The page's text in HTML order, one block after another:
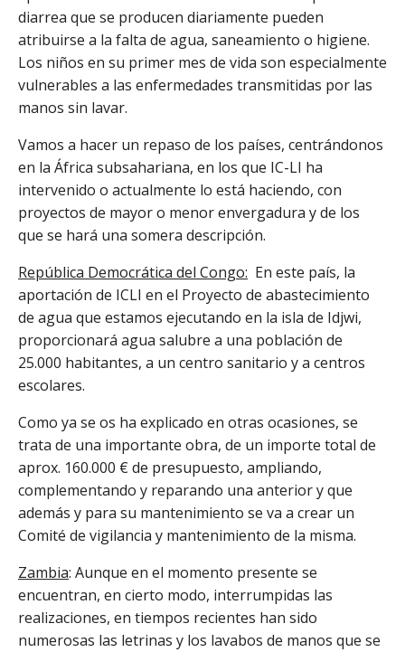
diarrea que se producen diariamente pueden
atribuirse a la falta de agua, saneamiento o higiene.
Los niños en su primer mes de vida son especialmente
vulnerables a las enfermedades transmitidas por las
manos sin lavar.
Vamos a hacer un repaso de los países, centrándonos
en la África subsahariana, en los que IC-LI ha
intervenido o actualmente lo está haciendo, con
proyectos de mayor o menor envergadura y de los
que se hará una somera descripción.
República Democrática del Congo: En este país, la
aportación de ICLI en el Proyecto de abastecimiento
de agua que estamos ejecutando en la isla de Idjwi,
proporcionará agua salubre a una población de
25.000 habitantes, a un centro sanitario y a centros
escolares.
Como ya se os ha explicado en otras ocasiones, se
trata de una importante obra, de un importe total de
aprox. 160.000 € de presupuesto, ampliando,
complementando y reparando una anterior y que
además y para su mantenimiento se va a crear un
Comité de vigilancia y mantenimiento de la misma.
Zambia: Aunque en el momento presente se
encuentran, en cierto modo, interrumpidas las
realizaciones, en tiempos recientes han sido
numerosas las letrinas y los lavabos de manos que se